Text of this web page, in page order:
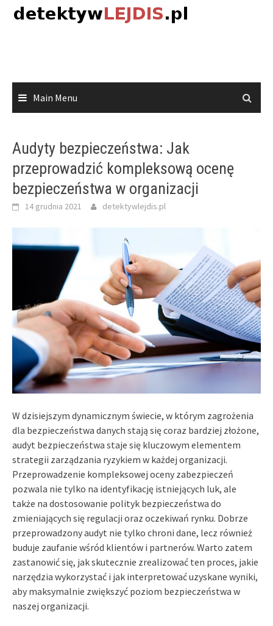
Main Menu
Audyty bezpieczeństwa: Jak
przeprowadzić kompleksową ocenę
bezpieczeństwa w organizacji
14 grudnia 2021 detektywlejdis.pl
W dzisiejszym dynamicznym świecie, w którym zagrożenia
dla bezpieczeństwa danych stają się coraz bardziej złożone,
audyt bezpieczeństwa staje się kluczowym elementem
strategii zarządzania ryzykiem w każdej organizacji.
Przeprowadzenie kompleksowej oceny zabezpieczeń
pozwala nie tylko na identyfikację istniejących luk, ale
także na dostosowanie polityk bezpieczeństwa do
zmieniających się regulacji oraz oczekiwań rynku. Dobrze
przeprowadzony audyt nie tylko chroni dane, lecz również
buduje zaufanie wśród klientów i partnerów. Warto zatem
zastanowić się, jak skutecznie zrealizować ten proces, jakie
narzędzia wykorzystać i jak interpretować uzyskane wyniki,
aby maksymalnie zwiększyć poziom bezpieczeństwa w
naszej organizacji.